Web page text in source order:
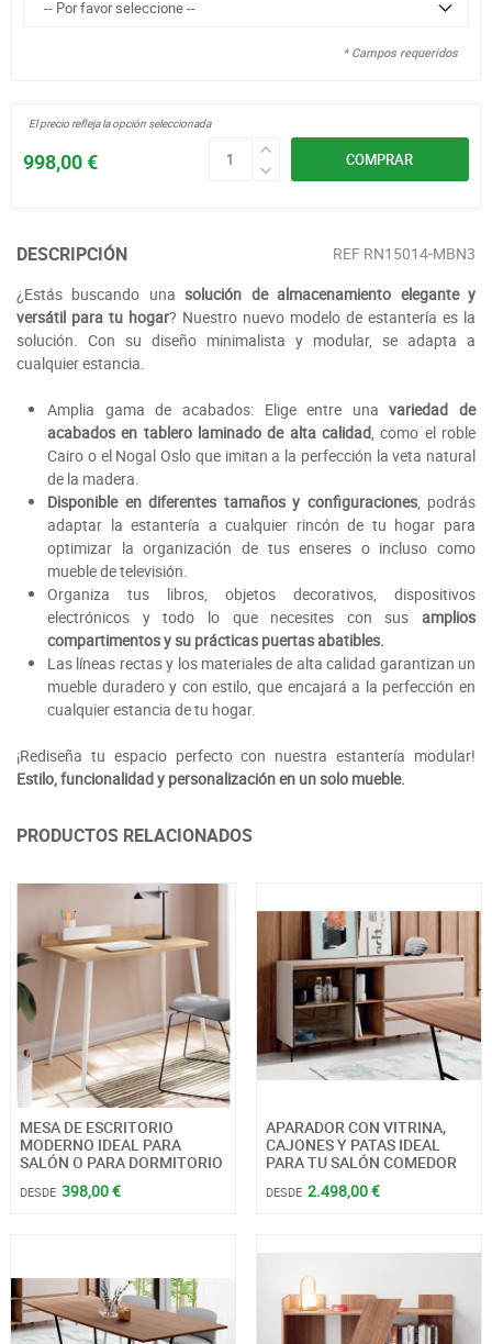
* Campos requeridos
COMPRAR
998,00 €
El precio refleja la opción seleccionada
DESCRIPCIÓN REF RN15014-MBN3
¿Estás buscando unasolución de almacenamiento elegante y
versátil para tu hogar? Nuestro nuevo modelo de estantería es la
solución. Con su diseño minimalista y modular, se adapta a
cualquier estancia.
Amplia gama de acabados: Elige entre unavariedad de
acabados en tablero laminado de alta calidad , como el roble
Cairo o el Nogal Oslo que imitan a la perfección la veta natural
de la madera.
Disponible en diferentes tamaños y configuraciones, podrás
adaptar la estantería a cualquier rincón de tu hogar para
optimizar la organización de tus enseres o incluso como
mueble de televisión.
Organiza tus libros, objetos decorativos, dispositivos
electrónicos y todo lo que necesites con sus amplios
compartimentos y su prácticas puertas abatibles.
Las líneas rectas y los materiales de alta calidad garantizan un
mueble duradero y con estilo, que encajará a la perfección en
cualquier estancia de tu hogar.
¡Rediseña tu espacio perfecto con nuestra estantería modular!
Estilo, funcionalidad y personalización en un solo mueble.
PRODUCTOS RELACIONADOS
MESA DE ESCRITORIO
MODERNO IDEAL PARA
SALÓN O PARA DORMITORIO
DESDE 398,00 €
APARADOR CON VITRINA,
CAJONES Y PATAS IDEAL
PARA TU SALÓN COMEDOR
DESDE 2.498,00 €